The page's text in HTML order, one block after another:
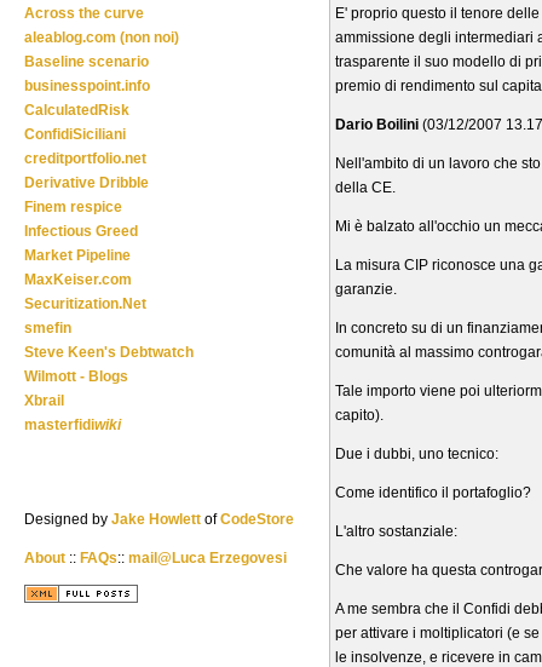
E' proprio questo il tenore
ammissione degli intermediari
trasparente il suo modello di
premio di rendimento sul
Dario Boilini (03/12/2007
Nell'ambito di un lavoro che
della CE.
Mi è balzato all'occhio un
La misura CIP riconosce una
garanzie.
In concreto su di un
comunità al massimo
Tale importo viene poi
capito).
Due i dubbi, uno tecnico:
Come identifico il portafoglio?
L'altro sostanziale:
Che valore ha questa
A me sembra che il Confidi
per attivare i moltiplicatori (e
le insolvenze, e ricevere in
Across the curve
aleablog.com (non noi)
Baseline scenario
businesspoint.info
CalculatedRisk
ConfidiSiciliani
creditportfolio.net
Derivative Dribble
Finem respice
Infectious Greed
Market Pipeline
MaxKeiser.com
Securitization.Net
smefin
Steve Keen's Debtwatch
Wilmott - Blogs
Xbrail
masterfidiwiki
Designed by Jake Howlett ofCodeStore
About :: FAQs:: mail@Luca Erzegovesi